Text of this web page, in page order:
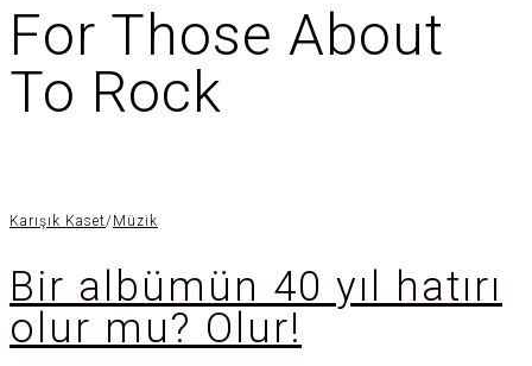
For Those About
To Rock
Karışık Kaset/Müzik
Bir albümün 40 yıl hatırı
olur mu? Olur!